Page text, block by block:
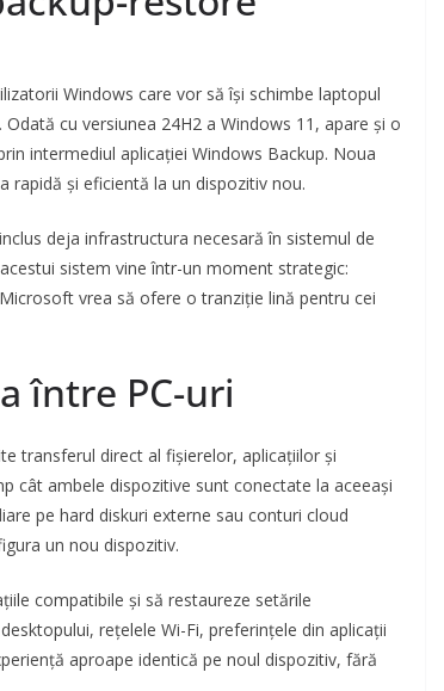
Windows care vor să își schimbe laptopul
cu versiunea 24H2 a Windows 11, apare și o
intermediul aplicației Windows Backup. Noua
rapidă și eficientă la un dispozitiv nou.
deja infrastructura necesară în sistemul de
sistem vine într-un moment strategic:
vrea să ofere o tranziție lină pentru cei
între PC-uri
transferul direct al fișierelor, aplicațiilor și
cât ambele dispozitive sunt conectate la aceeași
pe hard diskuri externe sau conturi cloud
un nou dispozitiv.
compatibile și să restaureze setările
rețelele Wi-Fi, preferințele din aplicații
aproape identică pe noul dispozitiv, fără